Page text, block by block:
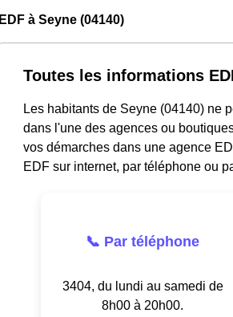
EDF à Seyne (04140)
Toutes les informations
Les habitants de Seyne (04140) ne
dans l'une des agences ou
vos démarches dans une agence
EDF sur internet, par téléphone ou
📞 Par téléphone
3404, du lundi au samedi de
8h00 à 20h00.